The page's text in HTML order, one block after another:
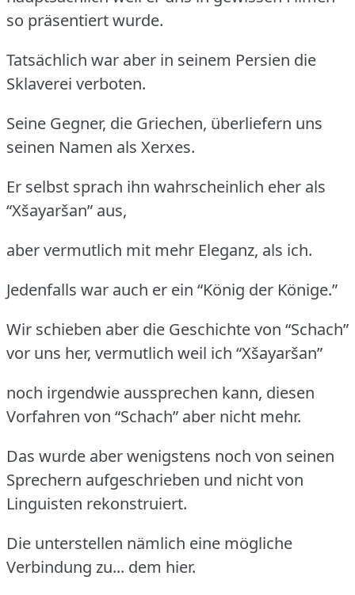
so präsentiert wurde.
Tatsächlich war aber in seinem Persien die
Sklaverei verboten.
Seine Gegner, die Griechen, überliefern uns
seinen Namen als Xerxes.
Er selbst sprach ihn wahrscheinlich eher als
“Xšayaršan” aus,
aber vermutlich mit mehr Eleganz, als ich.
Jedenfalls war auch er ein “König der Könige.”
Wir schieben aber die Geschichte von “Schach”
vor uns her, vermutlich weil ich “Xšayaršan”
noch irgendwie aussprechen kann, diesen
Vorfahren von “Schach” aber nicht mehr.
Das wurde aber wenigstens noch von seinen
Sprechern aufgeschrieben und nicht von
Linguisten rekonstruiert.
Die unterstellen nämlich eine mögliche
Verbindung zu... dem hier.